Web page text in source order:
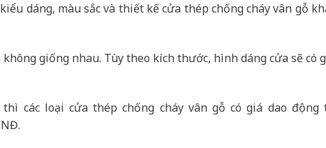
dáng, màu sắc và thiết kế cửa thép chống cháy vân gỗ
giống nhau. Tùy theo kích thước, hình dáng cửa sẽ có
các loại cửa thép chống cháy vân gỗ có giá dao động